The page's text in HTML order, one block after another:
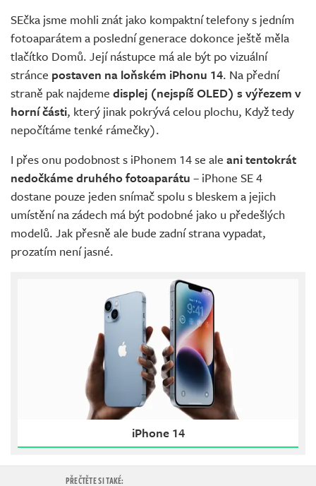
SEčka jsme mohli znát jako kompaktní telefony s jedním
fotoaparátem a poslední generace dokonce ještě měla
tlačítko Domů. Její nástupce má ale být po vizuální
stránce postaven na loňském iPhonu 14. Na přední
straně pak najdeme displej (nejspíš OLED) s výřezem v
horní části, který jinak pokrývá celou plochu, Když tedy
nepočítáme tenké rámečky).
I přes onu podobnost s iPhonem 14 se ale ani tentokrát
nedočkáme druhého fotoaparátu – iPhone SE 4
dostane pouze jeden snímač spolu s bleskem a jejich
umístění na zádech má být podobné jako u předešlých
modelů. Jak přesně ale bude zadní strana vypadat,
prozatím není jasné.
iPhone 14